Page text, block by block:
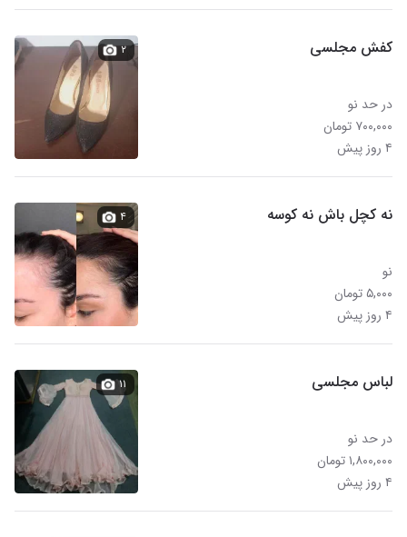
کفش مجلسی
در حد نو
۷۰۰,۰۰۰ تومان
۴ روز پیش
۲
نه کچل باش نه کوسه
نو
۵,۰۰۰ تومان
۴ روز پیش
۴
لباس مجلسی
در حد نو
۱,۸۰۰,۰۰۰ تومان
۴ روز پیش
۱۱